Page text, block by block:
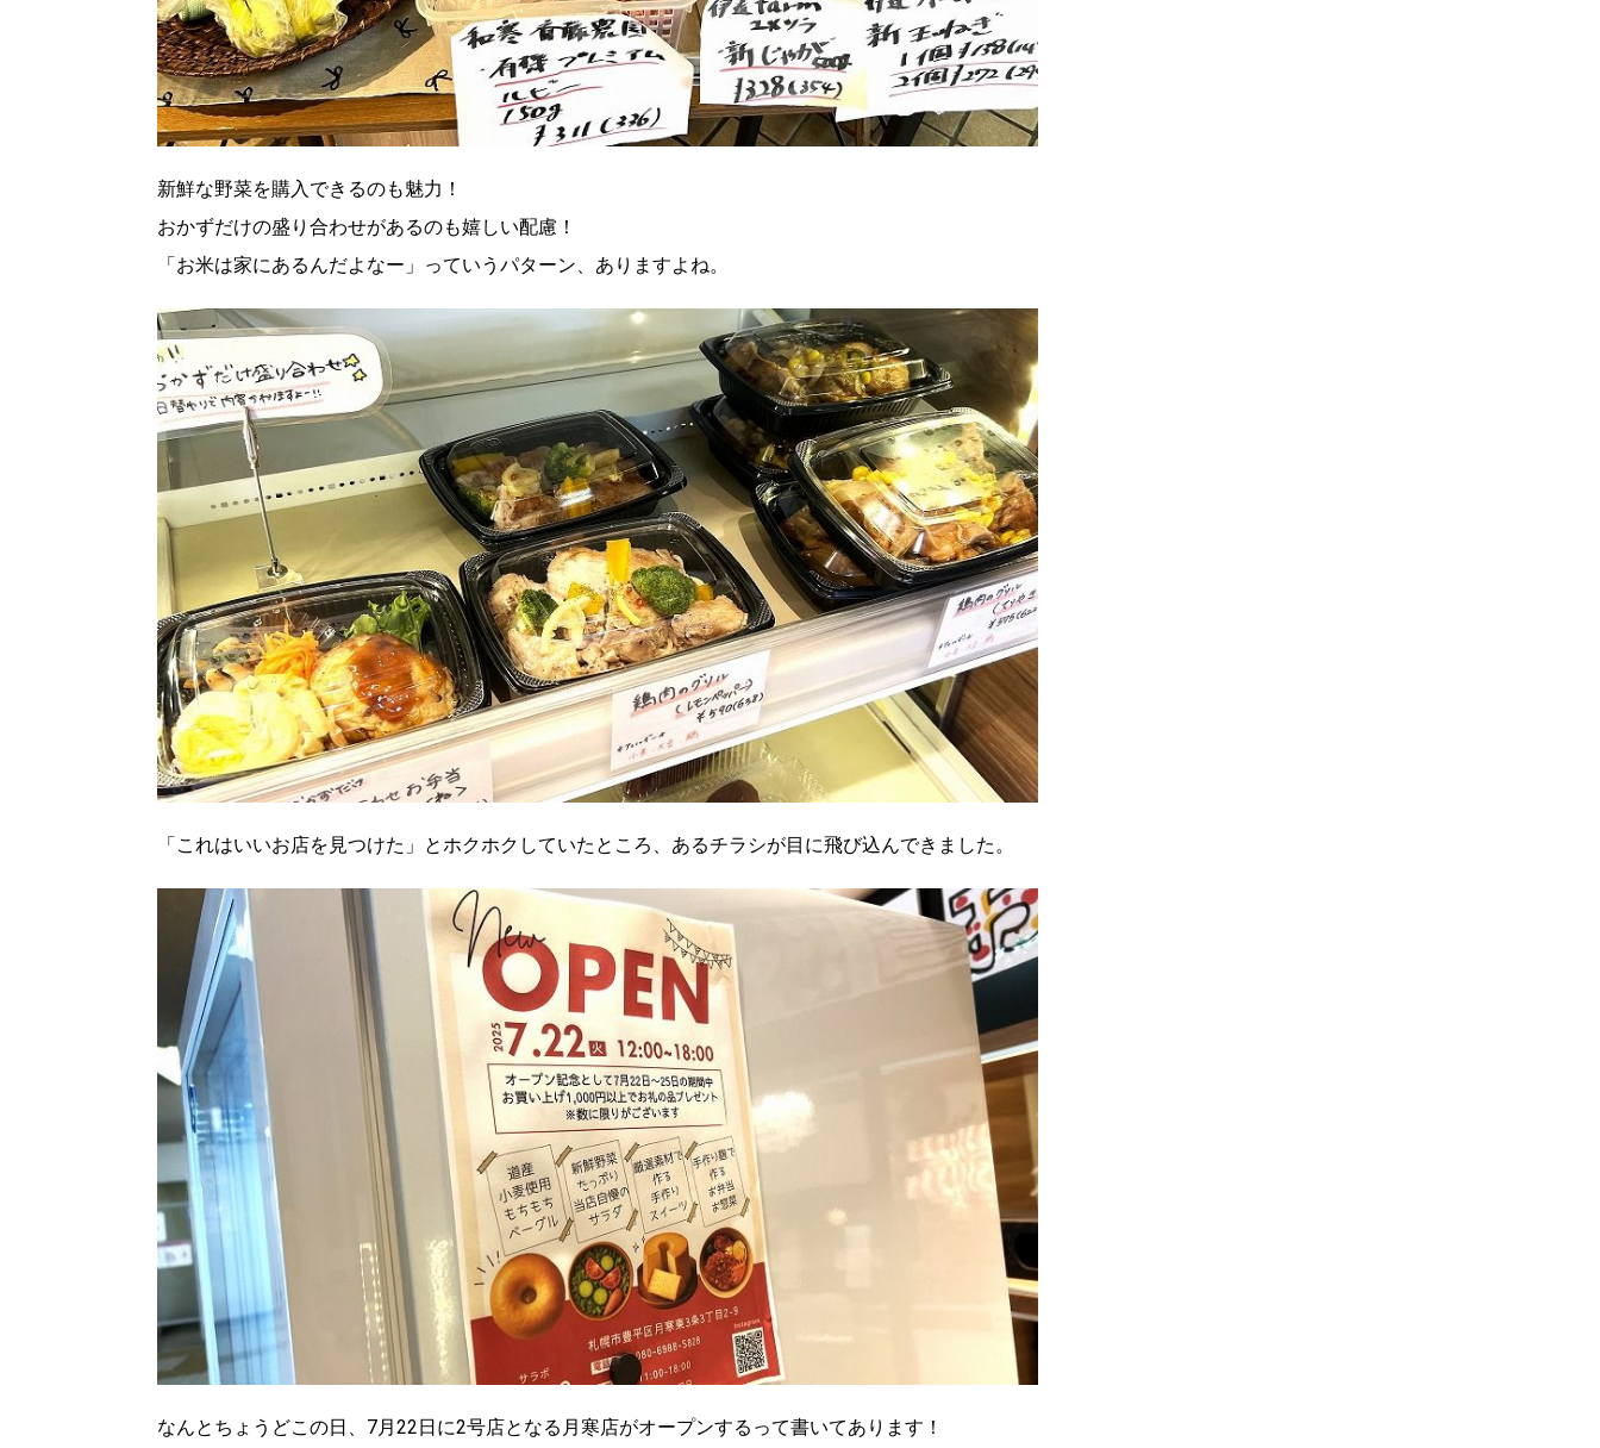
閉じる
【まったり楽しみたい】
【道央のお気に入りを見つけたい】
【道東のお気に入りを見つけたい】
新鮮な野菜を購入できるのも魅力！
おかずだけの盛り合わせがあるのも嬉しい配慮！
「お米は家にあるんだよなー」っていうパターン、ありますよね。
「これはいいお店を見つけた」とホクホクしていたところ、あるチラシが目に飛び込んできました。
なんとちょうどこの日、7月22日に2号店となる月寒店がオープンするって書いてあります！